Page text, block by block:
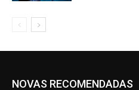
NOVAS RECOMENDADAS